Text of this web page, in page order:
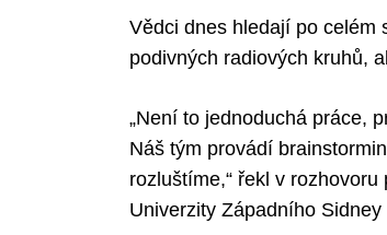
Vědci dnes hledají po celém
podivných radiových kruhů,
„Není to jednoduchá práce,
Náš tým provádí
rozluštíme,“ řekl v
Univerzity Západního Sidney
Search
for: